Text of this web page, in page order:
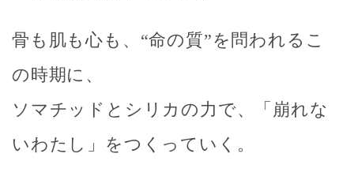
骨も肌も心も、“命の質”を問われるこ
の時期に、
ソマチッドとシリカの力で、「崩れな
いわたし」をつくっていく。